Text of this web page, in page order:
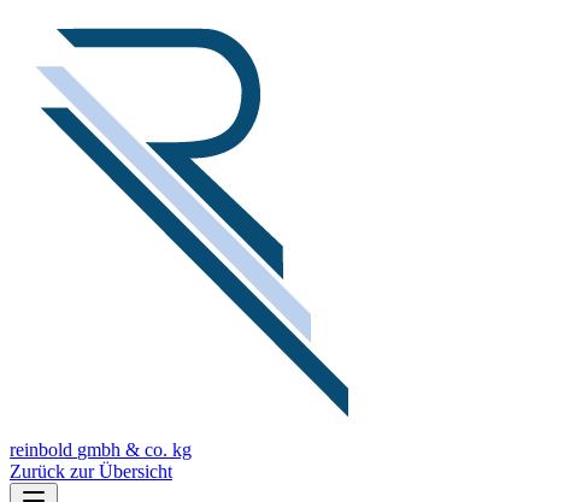
reinbold gmbh & co. kg
Zurück zur Übersicht